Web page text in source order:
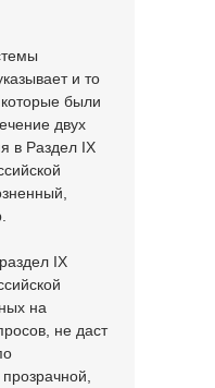
и то
были
двух
в Раздел IX
IX
на
не даст